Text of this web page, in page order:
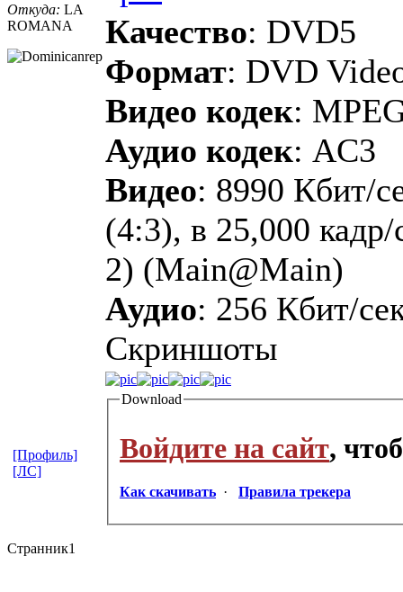
Откуда: LA
ROMANA
Качество: DVD5
Формат: DVD
Видео кодек:
Аудио кодек: AC3
Видео: 8990 Кбит/
(4:3), в 25,000
2) (Main@Main)
Аудио: 256 Кбит/
Cкриншоты
Download
Войдите на сайт,
Как скачивать · Правила трекера
[Профиль]
[ЛС]
Странник1